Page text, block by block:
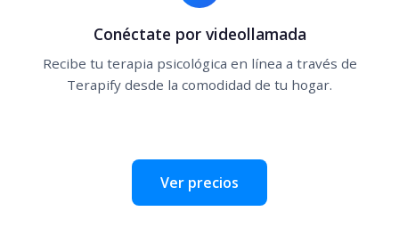
Conéctate por videollamada
Recibe tu terapia psicológica en línea a través de
Terapify desde la comodidad de tu hogar.
Ver precios